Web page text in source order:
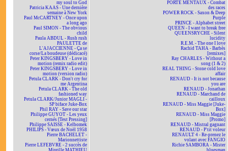
my soul to God
Patricia KAAS - Une dernière
semaine à New York
Paul McCARTNEY - Once upon
a long ago
Paul SIMON - The obvious
child
Paula ABDUL - Rush rush
PAULETTE de
L'AJACCIENNE - Ça se
corse/La boudeuse (dédicacé)
Peter KINGSBERY - Love in
motion (remix radio edit)
Peter KINGSBERY - Love in
motion (version radio)
Petula CLARK - Don't cry for
me Argentina
Petula CLARK - The old
fashioned way
Petula CLARK/Junior MAGLI -
SP biface Juke-Box
Phil RAY - Save our star
Philippe GUYOT - Les yeux
cernés [Test Pressing]
Philippe SAISSE - Kelbomek
PHILIPS - Vœux de Noël 1958
Pierre BACHELET -
Marionnettiste
Pierre LEFEBVRE - 2 succès de
Mireille MATHIEU
PORTE MENTAUX - Combat
des races
POWER ROCK - Saxon & Deep
Purple
PRINCE - Alphabet street
QUEEN - I want to break free
QUEENSRYCHE - Silent
lucidity
R.E.M. - The one I love
Rachid TAHA - Barbès
[remixes]
Ray CHARLES - Without a
song (1 & 2)
REAL THING - Stone cold love
affair
RENAUD - It is not because
you are
RENAUD - Jonathan
RENAUD - Marchand de
cailloux
RENAUD - Miss Maggie [Juke-
Box]
RENAUD - Miss Maggie
[Promo]
RENAUD - Mistral gagnant
RENAUD - P'tit voleur
RENAULT 4 - Re-prenez le
volant avec FANGIO
Richie SAMBORA - Mister
bluesman